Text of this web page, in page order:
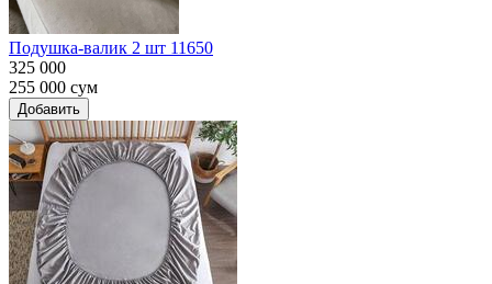
Подушка-валик 2 шт 11650
325 000
255 000 сум
Добавить